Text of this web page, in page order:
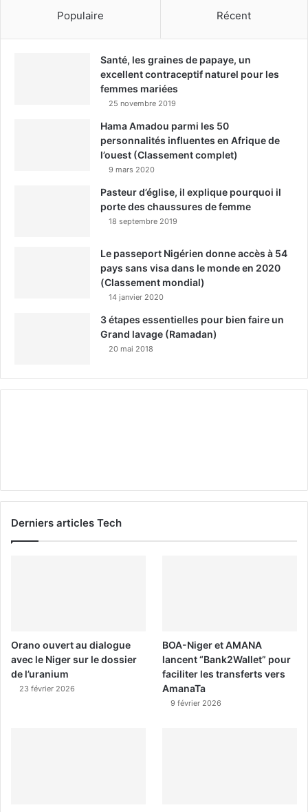
Populaire Récent
Santé, les graines de papaye, un
excellent contraceptif naturel pour les
femmes mariées
25 novembre 2019
Hama Amadou parmi les 50
personnalités influentes en Afrique de
l’ouest (Classement complet)
9 mars 2020
Pasteur d’église, il explique pourquoi il
porte des chaussures de femme
18 septembre 2019
Le passeport Nigérien donne accès à 54
pays sans visa dans le monde en 2020
(Classement mondial)
14 janvier 2020
3 étapes essentielles pour bien faire un
Grand lavage (Ramadan)
20 mai 2018
Derniers articles Tech
Orano ouvert au dialogue
avec le Niger sur le dossier
de l’uranium
23 février 2026
BOA-Niger et AMANA
lancent “Bank2Wallet” pour
faciliter les transferts vers
AmanaTa
9 février 2026